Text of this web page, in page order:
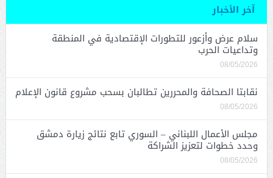
آخر الأخبار
سلام عرض وأزعور للتطورات الإقتصادية في المنطقة
وتداعيات الحرب
08/05/2026
نقابتا الصحافة والمحررين تطالبان بسحب مشروع قانون الإعلام
08/05/2026
مجلس الأعمال اللبناني – السوري تابع نتائج زيارة دمشق
وحدد خطوات لتعزيز الشراكة
08/05/2026